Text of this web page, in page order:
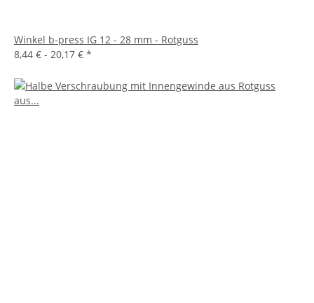
Winkel b-press IG 12 - 28 mm - Rotguss
8,44 € - 20,17 € *